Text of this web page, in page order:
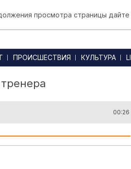
ПРОИСШЕСТВИЯ КУЛЬТУРА
00:26
просмотра страницы дайте